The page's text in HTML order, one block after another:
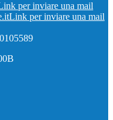
per inviare una mail
Link per inviare una mail